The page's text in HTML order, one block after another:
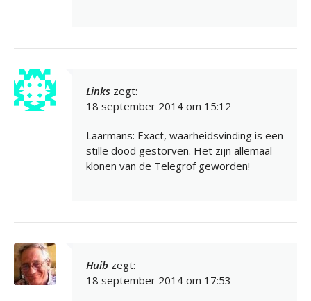
Links zegt:
18 september 2014 om 15:12
Laarmans: Exact, waarheidsvinding is een
stille dood gestorven. Het zijn allemaal
klonen van de Telegrof geworden!
Huib zegt:
18 september 2014 om 17:53